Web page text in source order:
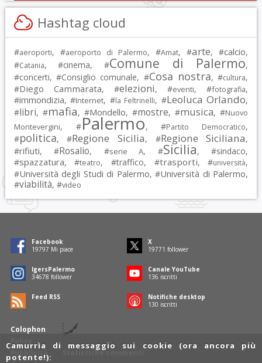
Hashtag cloud
#aeroporti, #aeroporto di Palermo, #Amat, #arte, #calcio,
#Catania, #cinema, #Comune di Palermo,
#concerti, #Consiglio comunale, #Cosa nostra, #cultura,
#Diego Cammarata, #elezioni, #eventi, #fotografia,
#immondizia, #Internet, #la Feltrinelli, #Leoluca Orlando,
#libri, #mafia, #Mondello, #mostre, #musica, #Nuovo
Montevergini, #Palermo, #Partito Democratico,
#politica, #Regione Sicilia, #Regione Siciliana,
#rifiuti, #Rosalio, #serie A, #Sicilia, #sindaco,
#spazzatura, #teatro, #traffico, #trasporti, #università,
#Università degli Studi di Palermo, #Università di Palermo,
#viabilità, #video
Colophon
Policy
Pubblicità
Statistiche commenti
Facebook
19797 Mi piace
X
19771 follower
IgersPalermo
34678 follower
Canale YouTube
136 iscritti
Feed RSS
Notifiche desktop
130 iscritti
Camurrìa di messaggio sui cookie (ora ancora più
potente!):